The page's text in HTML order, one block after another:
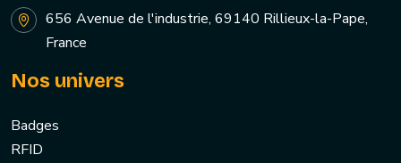
656 Avenue de l'industrie, 69140 Rillieux-la-Pape,
France
Nos univers
Badges
RFID